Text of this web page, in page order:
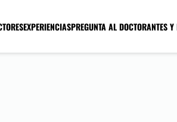
EXPERIENCIASPREGUNTA AL DOCTORANTES Y